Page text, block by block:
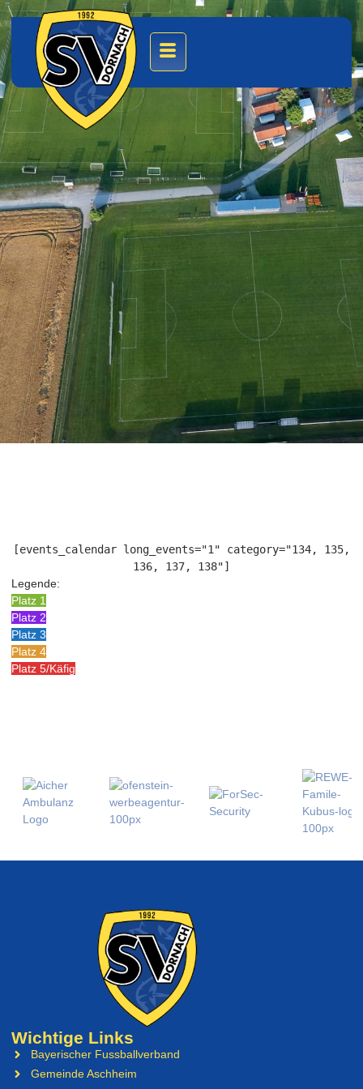
[events_calendar long_events="1" category="134, 135,
136, 137, 138"]
Legende:
Platz 1
Platz 2
Platz 3
Platz 4
Platz 5/Käfig
Wichtige Links
Bayerischer Fussballverband
Gemeinde Aschheim